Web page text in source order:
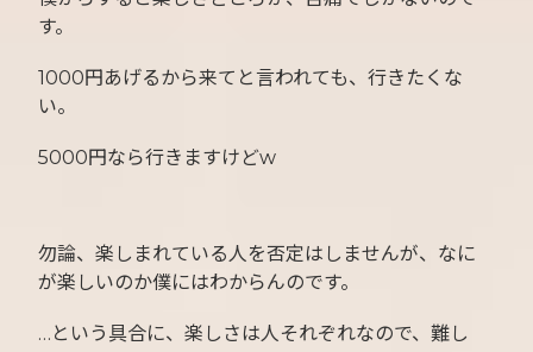
す。
1000円あげるから来てと言われても、行きたくな
い。
5000円なら行きますけどw
勿論、楽しまれている人を否定はしませんが、なに
が楽しいのか僕にはわからんのです。
…という具合に、楽しさは人それぞれなので、難し